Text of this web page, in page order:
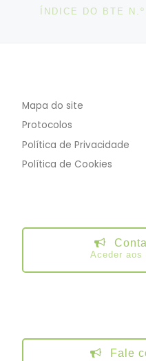
ÍNDICE DO BTE
Mapa do site
Protocolos
Política de Privacidade
Política de Cookies
Aceder aos
Fale